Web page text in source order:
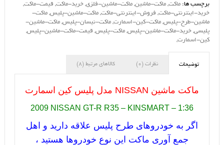
برچسب ها: ماکت, ماکت-ماشین, ماکت-ماشین-فلزی, خرید-ماکت, قیمت-ماکت,
خرید-اینترنتی-ماکت, فروش-اینترنتی-ماکت, ماکت-ماشین-پلیس, ماکت-
ماشین-طرح-پلیس, ماکت-کین-اسمارت, ماکت-نیسان-پلیس, ماکت-ماشین-
پلیسی, خرید-ماکت-ماشین-پلیس, ماکت-پلیس, قیمت-ماکت-ماشین-پلیس,
کین-اسمارت,
توضیحات نظرات (0) کالاهای مرتبط (8)
ماکت ماشین NISSAN مدل پلیس کین اسمارت
2009 NISSAN GT-R R35 – KINSMART – 1:36
اگر به خودروهای طرح پلیس علاقه دارید و اهل
جمع آوری ماکت این نوع خودروها هستید ،